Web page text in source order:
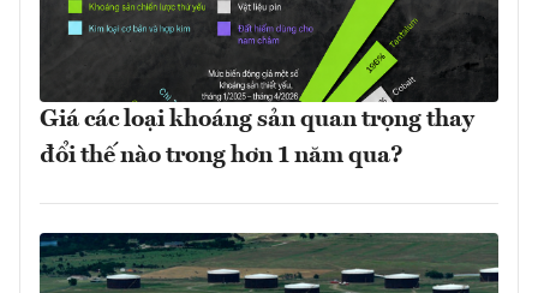
Giá các loại khoáng sản quan trọng thay
đổi thế nào trong hơn 1 năm qua?